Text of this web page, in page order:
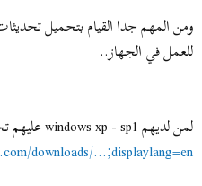
ومن المهم جدا القيام بتحميل
للعمل في الجهاز..
لمن لديهم windows xp - sp1 عليهم تحميل التحديث من هنا:
downloads/...;displaylang=en